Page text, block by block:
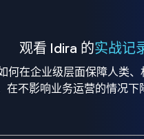
观看 Idira 的实战记
何在企业级层面保障人类
在不影响业务运营的情况下